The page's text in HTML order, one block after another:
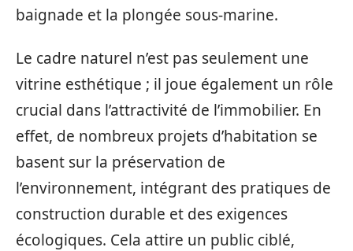
baignade et la plongée sous-marine.
Le cadre naturel n’est pas seulement une
vitrine esthétique ; il joue également un rôle
crucial dans l’attractivité de l’immobilier. En
effet, de nombreux projets d’habitation se
basent sur la préservation de
l’environnement, intégrant des pratiques de
construction durable et des exigences
écologiques. Cela attire un public ciblé,